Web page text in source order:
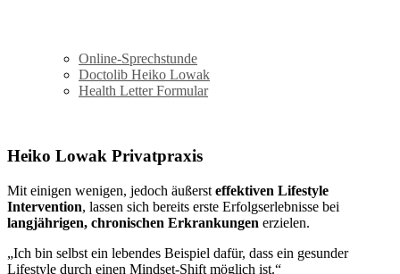
Online-Sprechstunde
Doctolib Heiko Lowak
Health Letter Formular
Heiko Lowak Privatpraxis
Mit einigen wenigen, jedoch äußerst effektiven Lifestyle
Intervention, lassen sich bereits erste Erfolgserlebnisse bei
langjährigen, chronischen Erkrankungen erzielen.
„Ich bin selbst ein lebendes Beispiel dafür, dass ein gesunder
Lifestyle durch einen Mindset-Shift möglich ist.“